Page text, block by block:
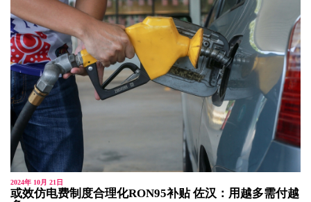
2024年 10月 21日
或效仿电费制度合理化RON95补贴 佐汉：用越多需付越